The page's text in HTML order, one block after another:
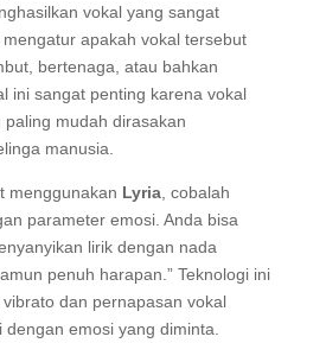
vokal yang sangat
apakah vokal tersebut
bertenaga, atau bahkan
ini sangat penting karena vokal
mudah dirasakan
manusia.
menggunakan Lyria, cobalah
parameter emosi. Anda bisa
lirik dengan nada
penuh harapan.” Teknologi ini
dan pernapasan vokal
emosi yang diminta.